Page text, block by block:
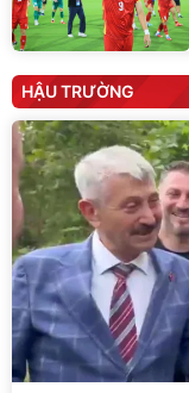
HẬU TRƯỜNG